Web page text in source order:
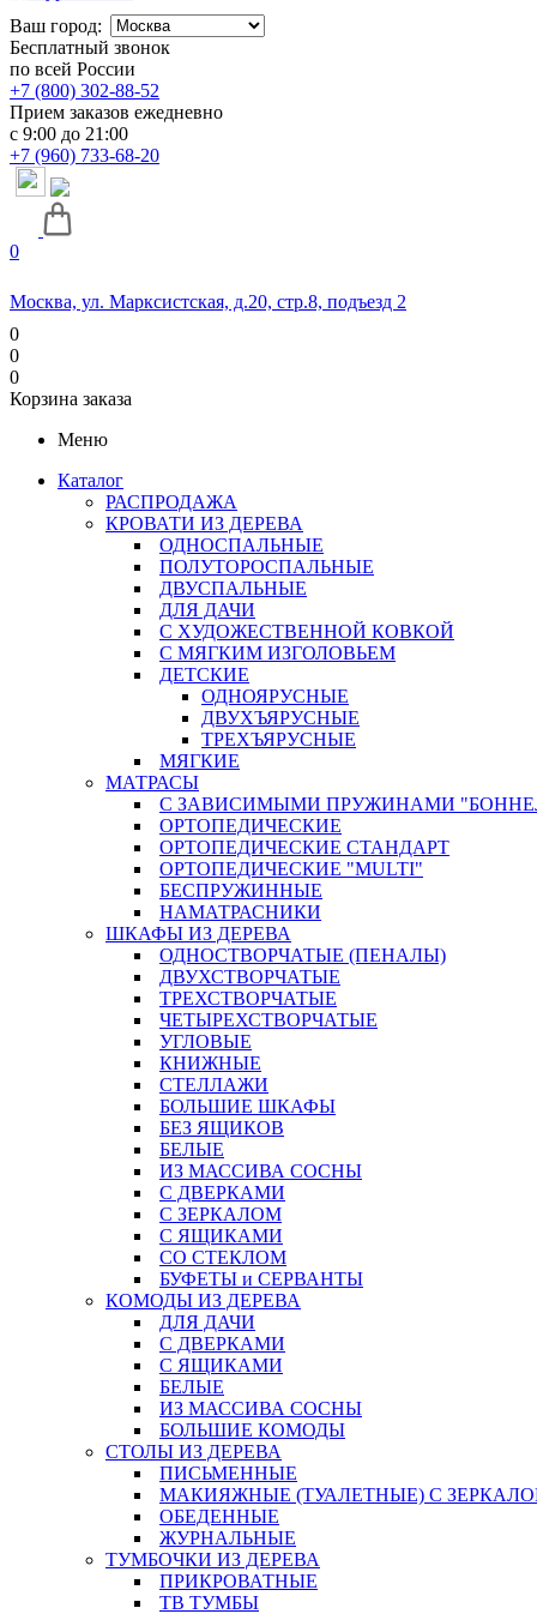
Ваш город:
Бесплатный звонок
по всей России
+7 (800) 302-88-52
Прием заказов ежедневно
с 9:00 до 21:00
+7 (960) 733-68-20
0
Москва, ул. Марксистская, д.20, стр.8, подъезд 2
0
0
0
Корзина заказа
Меню
Каталог
РАСПРОДАЖА
КРОВАТИ ИЗ ДЕРЕВА
ОДНОСПАЛЬНЫЕ
ПОЛУТОРОСПАЛЬНЫЕ
ДВУСПАЛЬНЫЕ
ДЛЯ ДАЧИ
С ХУДОЖЕСТВЕННОЙ КОВКОЙ
С МЯГКИМ ИЗГОЛОВЬЕМ
ДЕТСКИЕ
ОДНОЯРУСНЫЕ
ДВУХЪЯРУСНЫЕ
ТРЕХЪЯРУСНЫЕ
МЯГКИЕ
МАТРАСЫ
С ЗАВИСИМЫМИ ПРУЖИНАМИ
ОРТОПЕДИЧЕСКИЕ
ОРТОПЕДИЧЕСКИЕ СТАНДАРТ
ОРТОПЕДИЧЕСКИЕ "MULTI"
БЕСПРУЖИННЫЕ
НАМАТРАСНИКИ
ШКАФЫ ИЗ ДЕРЕВА
ОДНОСТВОРЧАТЫЕ (ПЕНАЛЫ)
ДВУХСТВОРЧАТЫЕ
ТРЕХСТВОРЧАТЫЕ
ЧЕТЫРЕХСТВОРЧАТЫЕ
УГЛОВЫЕ
КНИЖНЫЕ
СТЕЛЛАЖИ
БОЛЬШИЕ ШКАФЫ
БЕЗ ЯЩИКОВ
БЕЛЫЕ
ИЗ МАССИВА СОСНЫ
С ДВЕРКАМИ
С ЗЕРКАЛОМ
С ЯЩИКАМИ
СО СТЕКЛОМ
БУФЕТЫ и СЕРВАНТЫ
КОМОДЫ ИЗ ДЕРЕВА
ДЛЯ ДАЧИ
С ДВЕРКАМИ
С ЯЩИКАМИ
БЕЛЫЕ
ИЗ МАССИВА СОСНЫ
БОЛЬШИЕ КОМОДЫ
СТОЛЫ ИЗ ДЕРЕВА
ПИСЬМЕННЫЕ
МАКИЯЖНЫЕ (ТУАЛЕТНЫЕ) С
ОБЕДЕННЫЕ
ЖУРНАЛЬНЫЕ
ТУМБОЧКИ ИЗ ДЕРЕВА
ПРИКРОВАТНЫЕ
ТВ ТУМБЫ